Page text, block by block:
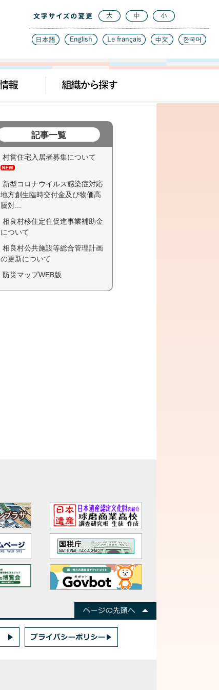
記事一覧
村営住宅入居者募集について
新型コロナウイルス感染症対応
地方創生臨時交付金及び物価高
騰対...
相良村移住定住促進事業補助金
について
相良村公共施設等総合管理計画
の更新について
防災マップWEB版